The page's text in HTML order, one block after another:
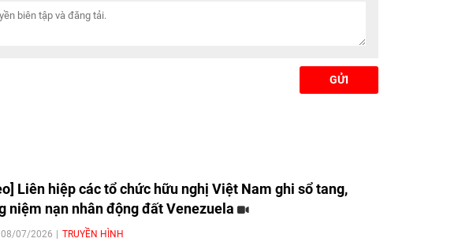
triển Việt Nam (nay là
GỬI
Liên hiệp các tổ chức hữu nghị Việt Nam ghi sổ tang,
niệm nạn nhân động đất Venezuela
08/07/2026 TRUYỀN HÌNH